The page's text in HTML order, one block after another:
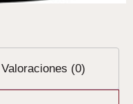
Valoraciones (0)